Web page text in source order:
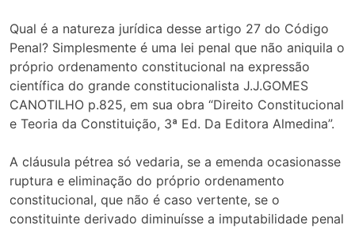
Qual é a natureza jurídica desse artigo 27 do Código
Penal? Simplesmente é uma lei penal que não aniquila o
próprio ordenamento constitucional na expressão
científica do grande constitucionalista J.J.GOMES
CANOTILHO p.825, em sua obra “Direito Constitucional
e Teoria da Constituição, 3ª Ed. Da Editora Almedina”.
A cláusula pétrea só vedaria, se a emenda ocasionasse
ruptura e eliminação do próprio ordenamento
constitucional, que não é caso vertente, se o
constituinte derivado diminuísse a imputabilidade penal